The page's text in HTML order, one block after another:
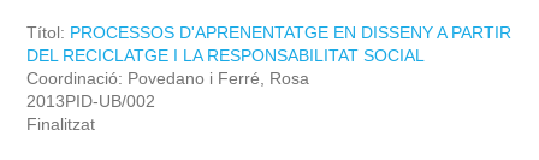
Títol: PROCESSOS D'APRENENTATGE EN DISSENY A PARTIR
DEL RECICLATGE I LA RESPONSABILITAT SOCIAL
Coordinació: Povedano i Ferré, Rosa
2013PID-UB/002
Finalitzat